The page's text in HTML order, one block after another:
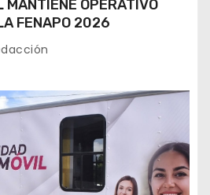
MANTIENE OPERATIVO
FENAPO 2026